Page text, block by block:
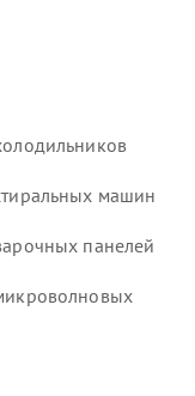
машин
панелей